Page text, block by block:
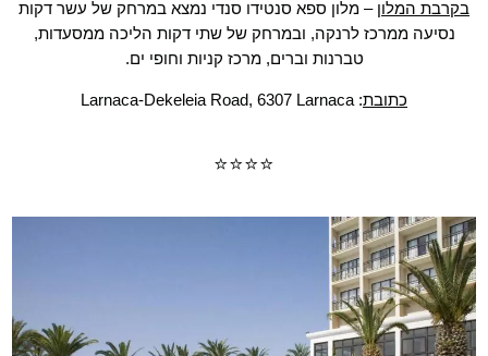
בקרבת המלון – מלון ספא סנטידו סנדי נמצא במרחק של עשר דקות
נסיעה ממרכז לרנקה, ובמרחק של שתי דקות הליכה ממסעדות,
טברנות וברים, מרכז קניות וחופי ים.
כתובת: Larnaca-Dekeleia Road, 6307 Larnaca
⭐⭐⭐⭐